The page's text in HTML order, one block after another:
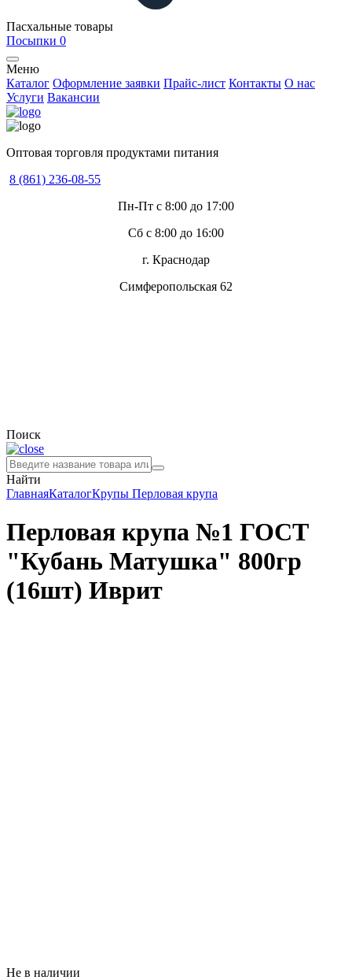
Пасхальные товары
Посыпки 0
Меню
Каталог Оформление заявки Прайс-лист Контакты О нас
Услуги Вакансии
Оптовая торговля продуктами питания
8 (861) 236-08-55
Пн-Пт с 8:00 до 17:00
Сб с 8:00 до 16:00
г. Краснодар
Симферопольская 62
Поиск
Найти
ГлавнаяКаталогКрупы Перловая крупа
Перловая крупа №1 ГОСТ
"Кубань Матушка" 800гр
(16шт) Иврит
Не в наличии